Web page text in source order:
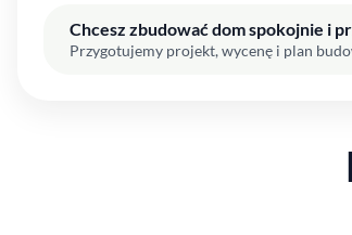
Chcesz zbudować dom spokojnie i
Przygotujemy projekt, wycenę i plan